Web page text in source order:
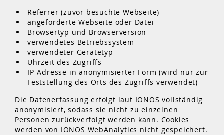
Referrer (zuvor besuchte Webseite)
angeforderte Webseite oder Datei
Browsertyp und Browserversion
verwendetes Betriebssystem
verwendeter Gerätetyp
Uhrzeit des Zugriffs
IP-Adresse in anonymisierter Form (wird nur zur
Feststellung des Orts des Zugriffs verwendet)
Die Datenerfassung erfolgt laut IONOS vollständig
anonymisiert, sodass sie nicht zu einzelnen
Personen zurückverfolgt werden kann. Cookies
werden von IONOS WebAnalytics nicht gespeichert.